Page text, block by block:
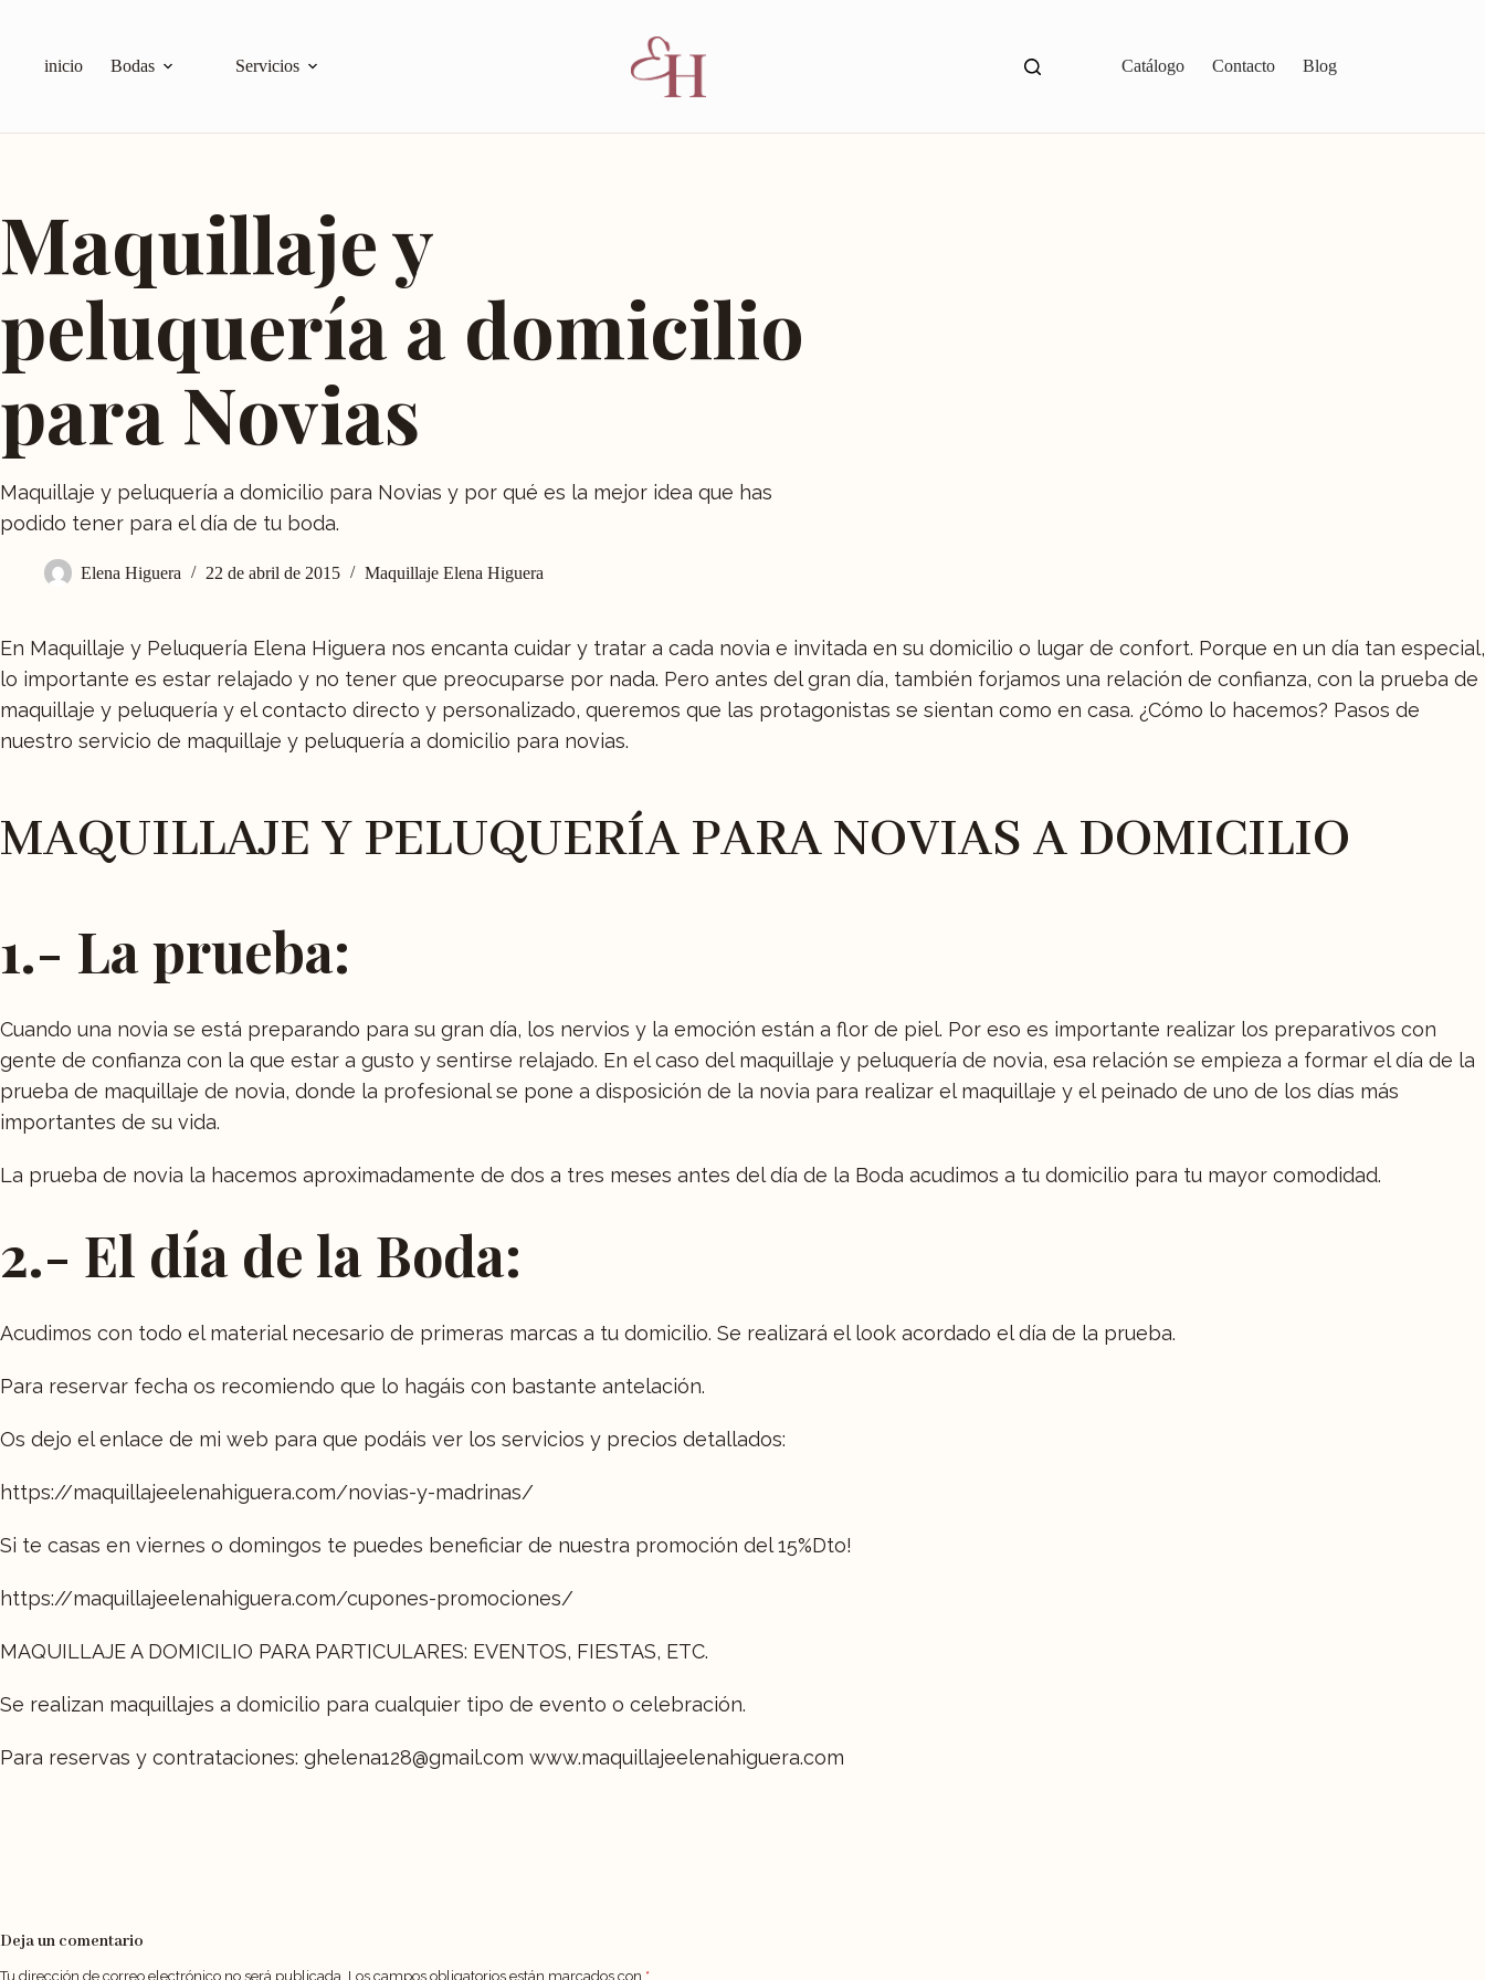
inicio Bodas Servicios Catálogo Contacto Blog
Maquillaje y
peluquería a domicilio
para Novias
Maquillaje y peluquería a domicilio para Novias y por qué es la mejor idea que has
podido tener para el día de tu boda.
Elena Higuera 22 de abril de 2015 Maquillaje Elena Higuera
En Maquillaje y Peluquería Elena Higuera nos encanta cuidar y tratar a cada novia e invitada en su domicilio o lugar de confort. Porque en un día tan especial,
lo importante es estar relajado y no tener que preocuparse por nada. Pero antes del gran día, también forjamos una relación de confianza, con la prueba de
maquillaje y peluquería y el contacto directo y personalizado, queremos que las protagonistas se sientan como en casa. ¿Cómo lo hacemos? Pasos de
nuestro servicio de maquillaje y peluquería a domicilio para novias.
MAQUILLAJE Y PELUQUERÍA PARA NOVIAS A DOMICILIO
1.- La prueba:
Cuando una novia se está preparando para su gran día, los nervios y la emoción están a flor de piel. Por eso es importante realizar los preparativos con
gente de confianza con la que estar a gusto y sentirse relajado. En el caso del maquillaje y peluquería de novia, esa relación se empieza a formar el día de la
prueba de maquillaje de novia, donde la profesional se pone a disposición de la novia para realizar el maquillaje y el peinado de uno de los días más
importantes de su vida.
La prueba de novia la hacemos aproximadamente de dos a tres meses antes del día de la Boda acudimos a tu domicilio para tu mayor comodidad.
2.- El día de la Boda:
Acudimos con todo el material necesario de primeras marcas a tu domicilio. Se realizará el look acordado el día de la prueba.
Para reservar fecha os recomiendo que lo hagáis con bastante antelación.
Os dejo el enlace de mi web para que podáis ver los servicios y precios detallados:
https://maquillajeelenahiguera.com/novias-y-madrinas/
Si te casas en viernes o domingos te puedes beneficiar de nuestra promoción del 15%Dto!
https://maquillajeelenahiguera.com/cupones-promociones/
MAQUILLAJE A DOMICILIO PARA PARTICULARES: EVENTOS, FIESTAS, ETC.
Se realizan maquillajes a domicilio para cualquier tipo de evento o celebración.
Para reservas y contrataciones: ghelena128@gmail.com www.maquillajeelenahiguera.com
Deja un comentario
Tu dirección de correo electrónico no será publicada. Los campos obligatorios están marcados con *